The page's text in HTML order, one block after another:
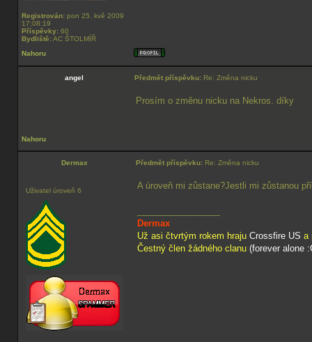
Registrován: pon 25. kvě 2009
17:08:19
Příspěvky: 60
Bydliště:AC ŠTOLMÍŘ
Nahoru
angel Předmět příspěvku: Re: Změna nicku
Prosím o změnu nicku na Nekros. díky
Nahoru
Dermax Předmět příspěvku: Re: Změna nicku
Uživatel úroveň 6 A úroveň mi zůstane?Jestli mi zůstanou
Dermax
Už asi čtvrtým rokem hraju Crossfire US a
Čestný člen žádného clanu (forever alone